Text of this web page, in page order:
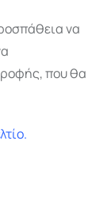
να
που θα